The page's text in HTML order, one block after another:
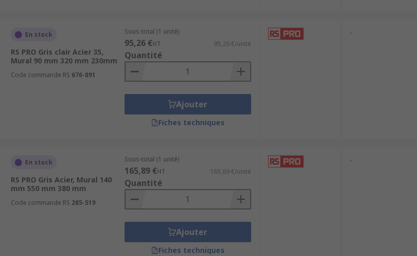
En stock
RS PRO Gris clair Acier 35,
Mural 90 mm 320 mm 230mm
Code commande RS 676-891
Sous-total (1 unité)
95,26 €HT 95,26 €/unité
Quantité
Ajouter
Fiches techniques
-
En stock
RS PRO Gris Acier, Mural 140
mm 550 mm 380 mm
Code commande RS 285-519
Sous-total (1 unité)
165,89 €HT 165,89 €/unité
Quantité
Ajouter
Fiches techniques
-